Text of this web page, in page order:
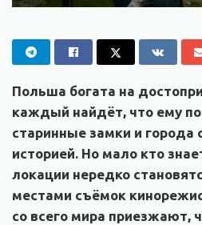
Польша богата на
каждый найдёт, что ему
старинные замки и города
историей. Но мало кто
локации нередко
местами съёмок
со всего мира приезжают,